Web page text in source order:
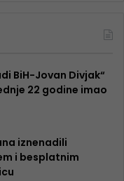
BiH-Jovan Divjak“
22 godine imao
iznenadili
i besplatnim